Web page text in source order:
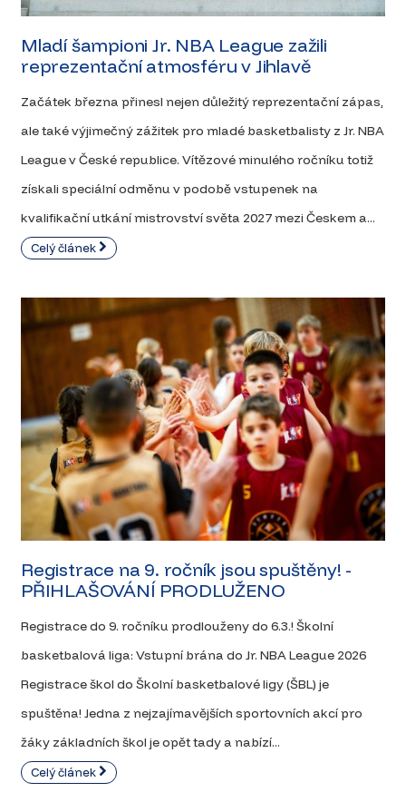
Mladí šampioni Jr. NBA League zažili
reprezentační atmosféru v Jihlavě
Začátek března přinesl nejen důležitý reprezentační zápas,
ale také výjimečný zážitek pro mladé basketbalisty z Jr. NBA
League v České republice. Vítězové minulého ročníku totiž
získali speciální odměnu v podobě vstupenek na
kvalifikační utkání mistrovství světa 2027 mezi Českem a...
Celý článek
Registrace na 9. ročník jsou spuštěny! -
PŘIHLAŠOVÁNÍ PRODLUŽENO
Registrace do 9. ročníku prodlouženy do 6.3.! Školní
basketbalová liga: Vstupní brána do Jr. NBA League 2026
Registrace škol do Školní basketbalové ligy (ŠBL) je
spuštěna! Jedna z nejzajímavějších sportovních akcí pro
žáky základních škol je opět tady a nabízí...
Celý článek